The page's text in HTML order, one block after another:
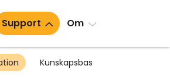
Support Om
Kunskapsbas